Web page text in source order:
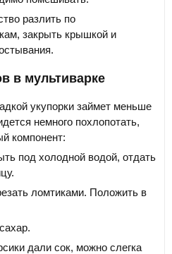
разлить по
закрыть крышкой и
в мультиварке
укупорки займет меньше
немного похлопотать,
компонент:
под холодной водой, отдать
ломтиками. Положить в
дали сок, можно слегка